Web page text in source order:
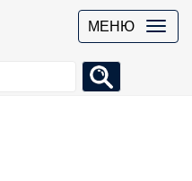
МЕНЮ